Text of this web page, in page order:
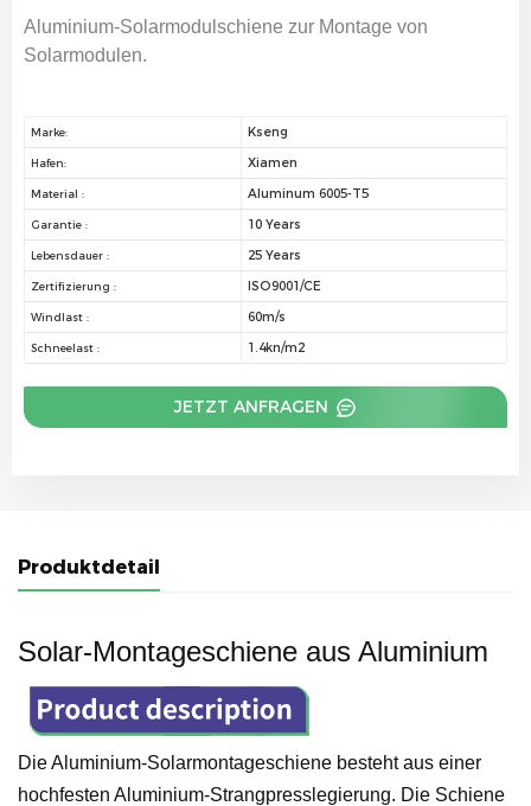
Aluminium-Solarmodulschiene zur Montage von
Solarmodulen.
Marke: Kseng
Hafen: Xiamen
Material : Aluminum 6005-T5
Garantie : 10 Years
Lebensdauer : 25 Years
Zertifizierung : ISO9001/CE
Windlast : 60m/s
Schneelast : 1.4kn/m2
JETZT ANFRAGEN
Produktdetail
Solar-Montageschiene aus Aluminium
Die Aluminium-Solarmontageschiene besteht aus einer
hochfesten Aluminium-Strangpresslegierung. Die Schiene